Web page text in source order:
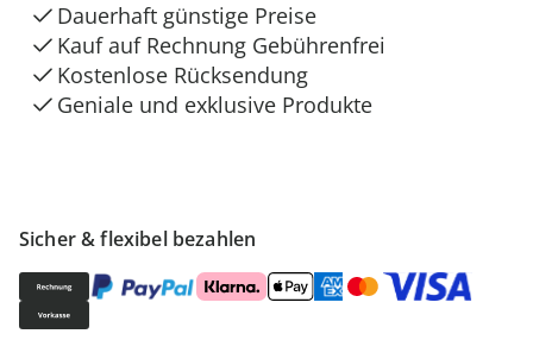
Sicher & flexibel bezahlen
Dauerhaft günstige Preise
Kauf auf Rechnung Gebührenfrei
Kostenlose Rücksendung
Geniale und exklusive Produkte